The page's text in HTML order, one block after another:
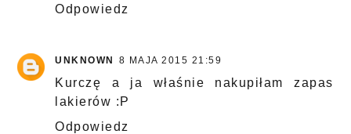
Odpowiedz
UNKNOWN 8 MAJA 2015 21:59
Kurczę a ja właśnie nakupiłam zapas
lakierów :P
Odpowiedz